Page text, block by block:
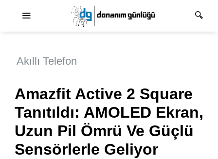
Akıllı Telefon
Amazfit Active 2 Square
Tanıtıldı: AMOLED Ekran,
Uzun Pil Ömrü Ve Güçlü
Sensörlerle Geliyor